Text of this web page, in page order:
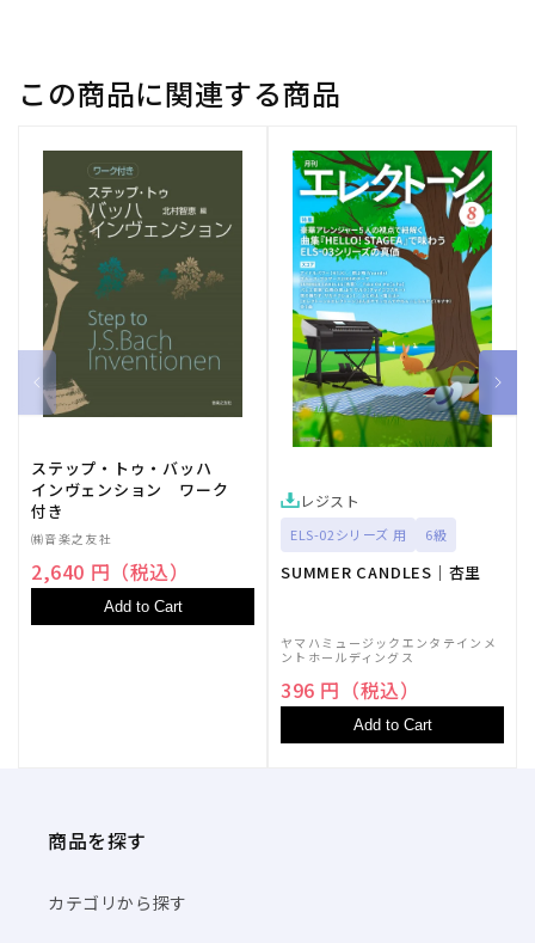
量
ら
す
量
や
す
この商品に関連する商品
ステップ・トゥ・バッハ
インヴェンション ワーク
付き
㈱音楽之友社
2,640 円（税込）
Add to Cart
レジスト
ELS-02シリーズ 用 6級
SUMMER CANDLES｜杏里
ヤマハミュージックエンタテインメ
ントホールディングス
396 円（税込）
Add to Cart
商品を探す
カテゴリから探す